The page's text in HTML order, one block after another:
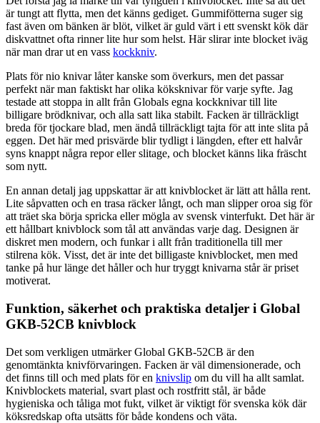
är tungt att flytta, men det känns gediget. Gummifötterna suger sig
fast även om bänken är blöt, vilket är guld värt i ett svenskt kök där
diskvattnet ofta rinner lite hur som helst. Här slirar inte blocket iväg
när man drar ut en vass kockkniv.
Plats för nio knivar låter kanske som överkurs, men det passar
perfekt när man faktiskt har olika köksknivar för varje syfte. Jag
testade att stoppa in allt från Globals egna kockknivar till lite
billigare brödknivar, och alla satt lika stabilt. Facken är tillräckligt
breda för tjockare blad, men ändå tillräckligt tajta för att inte slita på
eggen. Det här med prisvärde blir tydligt i längden, efter ett halvår
syns knappt några repor eller slitage, och blocket känns lika fräscht
som nytt.
En annan detalj jag uppskattar är att knivblocket är lätt att hålla rent.
Lite såpvatten och en trasa räcker långt, och man slipper oroa sig för
att träet ska börja spricka eller mögla av svensk vinterfukt. Det här är
ett hållbart knivblock som tål att användas varje dag. Designen är
diskret men modern, och funkar i allt från traditionella till mer
stilrena kök. Visst, det är inte det billigaste knivblocket, men med
tanke på hur länge det håller och hur tryggt knivarna står är priset
motiverat.
Funktion, säkerhet och praktiska detaljer i Global
GKB-52CB knivblock
Det som verkligen utmärker Global GKB-52CB är den
genomtänkta knivförvaringen. Facken är väl dimensionerade, och
det finns till och med plats för en knivslip om du vill ha allt samlat.
Knivblockets material, svart plast och rostfritt stål, är både
hygieniska och tåliga mot fukt, vilket är viktigt för svenska kök där
köksredskap ofta utsätts för både kondens och väta.